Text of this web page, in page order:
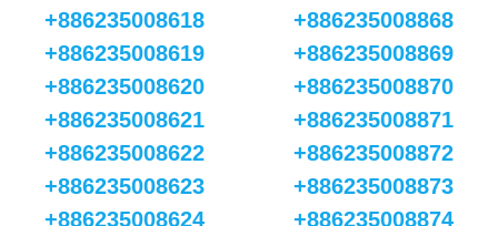
+886235008618
+886235008619
+886235008620
+886235008621
+886235008622
+886235008623
+886235008624
+886235008868
+886235008869
+886235008870
+886235008871
+886235008872
+886235008873
+886235008874